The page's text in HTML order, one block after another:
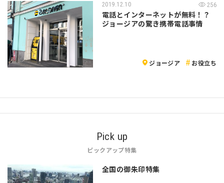
2019.12.10 256
電話とインターネットが無料！？
ジョージアの驚き携帯電話事情
ジョージア お役立ち
Pick up
ピックアップ特集
全国の御朱印特集